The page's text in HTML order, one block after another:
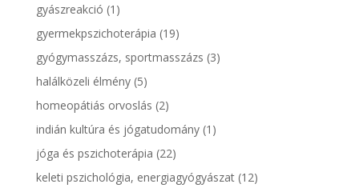
gyászreakció (1)
gyermekpszichoterápia (19)
gyógymasszázs, sportmasszázs (3)
halálközeli élmény(5)
homeopátiás orvoslás (2)
indián kultúra és jógatudomány(1)
jóga és pszichoterápia (22)
keleti pszichológia, energiagyógyászat(12)